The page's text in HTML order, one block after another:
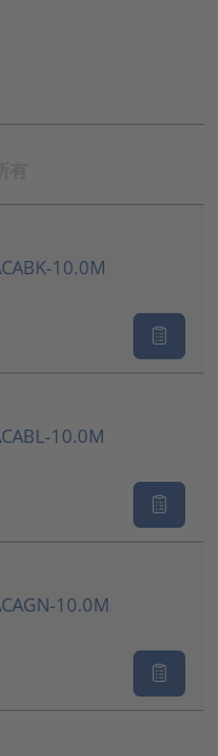
10.0M
10.0M
10.0M